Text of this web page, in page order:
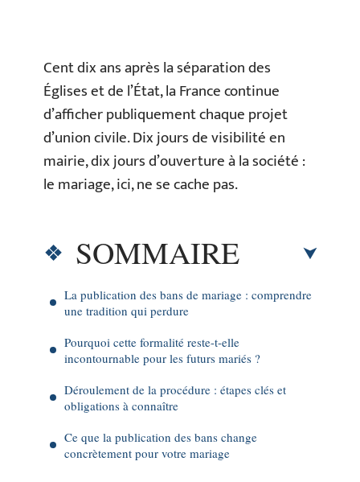
Cent dix ans après la séparation des
Églises et de l’État, la France continue
d’afficher publiquement chaque projet
d’union civile. Dix jours de visibilité en
mairie, dix jours d’ouverture à la société :
le mariage, ici, ne se cache pas.
SOMMAIRE
La publication des bans de mariage : comprendre
une tradition qui perdure
Pourquoi cette formalité reste-t-elle
incontournable pour les futurs mariés ?
Déroulement de la procédure : étapes clés et
obligations à connaître
Ce que la publication des bans change
concrètement pour votre mariage